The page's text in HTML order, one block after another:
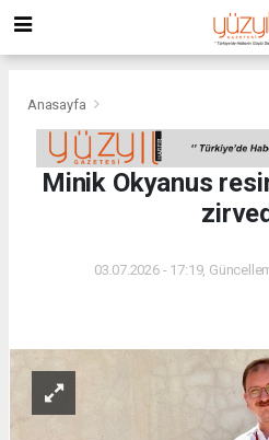
Anasayfa
Minik Okyanus
03.07.2026 - 17:19,